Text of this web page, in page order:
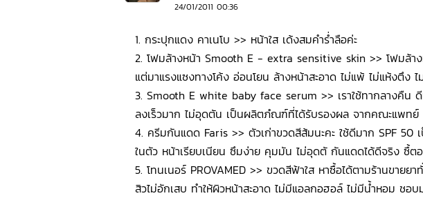
24/01/2011 00:36
1. กระปุกแดง คาเนโบ >> หน้าใส เด้งสมคำร่ำลือค่ะ
2. โฟมล้างหน้า Smooth E - extra sensitive skin >> โฟมล้า
แต่มาแรงแซงทางโค้ง อ่อนโยน ล้างหน้าสะอาด ไม่แพ้ ไม่แห้งตึง
3. Smooth E white baby face serum >> เราใช้ทากลางคืน
ลงเร็วมาก ไม่อุดตัน เป็นผลิตภํณฑ์ที่ได้รับรองผล จากคณะแพทย์
4. ครีมกันแดด Faris >> ตัวเก่าขวดสีส้มนะคะ ใช้ดีมาก SPF 50
ในตัว หน้าเรียบเนียน ซึมง่าย คุมมัน ไม่อุดตั กันแดดได้ดีจริง ซื้ต
5. โทนเนอร์ PROVAMED >> ขวดสีฟ้าใส หาซื้อได้ตามร้านขายย
สิวไม่อักเสบ ทำให้ผิวหน้าสะอาด ไม่มีแอลกอฮอล์ ไม่มีน้ำหอม ชอบ